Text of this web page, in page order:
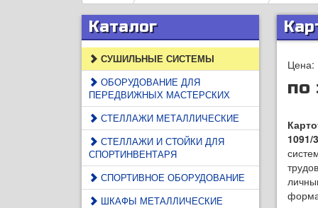
Каталог
СУШИЛЬНЫЕ СИСТЕМЫ
ОБОРУДОВАНИЕ ДЛЯ
ПЕРЕДВИЖНЫХ МАСТЕРСКИХ
СТЕЛЛАЖИ МЕТАЛЛИЧЕСКИЕ
СТЕЛЛАЖИ И СТОЙКИ ДЛЯ
СПОРТИНВЕНТАРЯ
СПОРТИВНОЕ ОБОРУДОВАНИЕ
ШКАФЫ МЕТАЛЛИЧЕСКИЕ
Цена:
по
1091/3